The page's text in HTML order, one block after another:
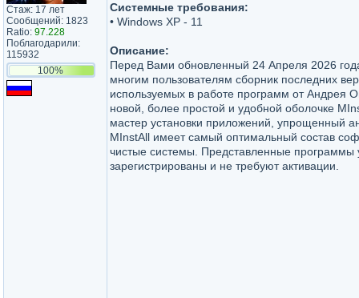
Стаж: 17 лет
Сообщений: 1823
Ratio: 97.228
Поблагодарили:
115932
100%
Системные требования:
• Windows XP - 11
Описание:
Перед Вами обновленный 24 Апреля 2026
многим пользователям сборник последних
используемых в работе программ от Андрея
новой, более простой и удобной оболочке
мастер установки приложений, упрощенный
MInstAll имеет самый оптимальный состав
чистые системы. Представленные программы
зарегистрированы и не требуют активации.